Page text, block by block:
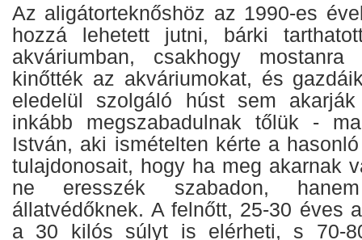
Az aligátorteknőshöz az 1990-es
hozzá lehetett jutni, bárki
akváriumban, csakhogy
kinőtték az akváriumokat, és
eledelül szolgáló húst sem
inkább megszabadulnak tőlük -
István, aki ismételten kérte a
tulajdonosait, hogy ha meg akarnak
ne eresszék szabadon,
állatvédőknek. A felnőtt, 25-30 éves
a 30 kilós súlyt is elérheti, s 70-